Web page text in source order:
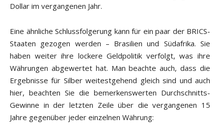
Dollar im vergangenen Jahr.
Eine ähnliche Schlussfolgerung kann für ein paar der BRICS-
Staaten gezogen werden – Brasilien und Südafrika. Sie
haben weiter ihre lockere Geldpolitik verfolgt, was ihre
Währungen abgewertet hat. Man beachte auch, dass die
Ergebnisse für Silber weitestgehend gleich sind und auch
hier, beachten Sie die bemerkenswerten Durchschnitts-
Gewinne in der letzten Zeile über die vergangenen 15
Jahre gegenüber jeder einzelnen Währung: